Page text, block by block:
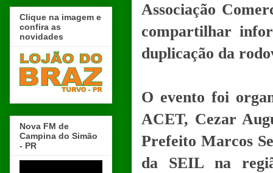
Associação
compartilhar
duplicação da
O evento foi
ACET, Cezar
Prefeito Marcos
da SEIL na
Clique na imagem e
confira as
novidades
Nova FM de
Campina do Simão
- PR